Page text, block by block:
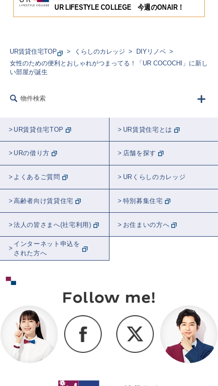
UR LIFESTYLE COLLEGE 今週のONAIR！
UR賃貸住宅TOP くらしのカレッジ
DIYリノベ
女性のための便利とおしゃれがつまってる！「UR COCOCHI」に新し
い部屋が誕生
物件検索
UR賃貸住宅TOP UR賃貸住宅とは
URの借り方 店舗を探す
よくあるご質問 URくらしのカレッジ
高齢者向け賃貸住宅 特別募集住宅
法人の皆さまへ(社宅利用) お住まいの方へ
インターネット申込を
された方へ